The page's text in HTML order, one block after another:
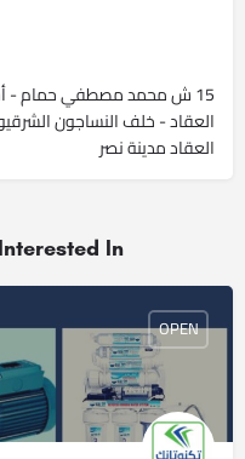
15 ش محمد مصطفي حمام
العقاد - خلف النساجون
العقاد مدينة نصر
In
OPEN